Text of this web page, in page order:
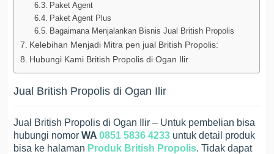
Paket Agent
Paket Agent Plus
Bagaimana Menjalankan Bisnis Jual British Propolis
Kelebihan Menjadi Mitra pen jual British Propolis:
Hubungi Kami British Propolis di Ogan Ilir
Jual British Propolis di Ogan Ilir
Jual British Propolis di Ogan Ilir – Untuk pembelian bisa
hubungi nomor WA0851 5836 4233 untuk detail produk
bisa ke halaman Produk British Propolis. Tidak dapat